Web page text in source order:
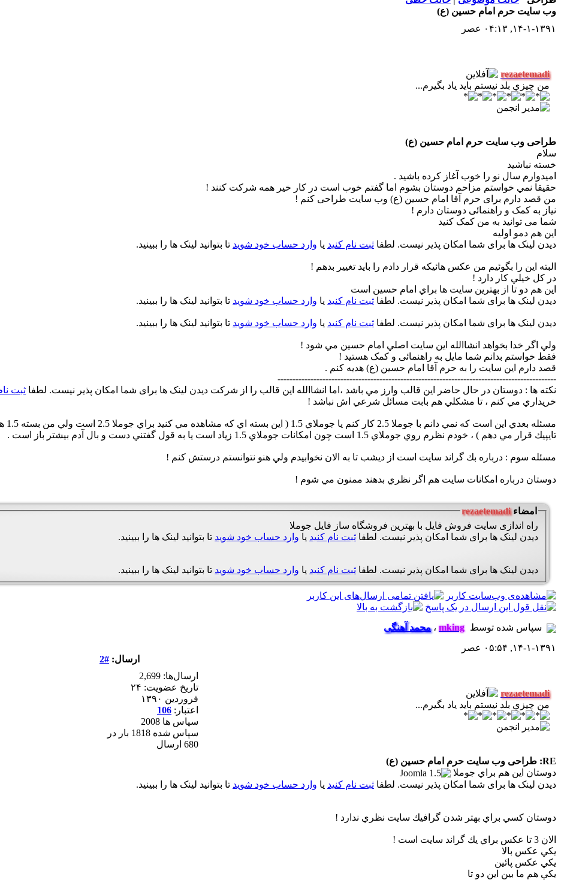
وب سایت حرم امام حسین (ع)
۱۴-۱-۱۳۹۱, ۰۴:۱۳ عصر
rezaetemadi
من چيزي بلد نيستم بايد ياد بگيرم...
طراحی وب سایت حرم امام حسین (ع)
سلام
خسته نباشید
اميدوارم سال نو را خوب آغاز كرده باشيد .
حقيقا نمي خواستم مزاحم دوستان بشوم اما گفتم خوب است در كار خير همه شركت كنند !
من قصد دارم برای حرم آقا امام حسین (ع) وب سایت طراحی کنم !
نیاز به کمک و راهنمائی دوستان دارم !
شما می توانید به من کمک کنید
این هم دمو اولیه
دیدن لینک ها برای شما امکان پذیر نیست. لطفا ثبت نام کنید یا وارد حساب خود شوید تا بتوانید لینک ها را ببینید.
البته این را بگوئیم من عکس هائیكه قرار دادم را بايد تغيير بدهم !‌
در كل خيلي كار دارد !‌
اين هم دو تا از بهترين سايت ها براي امام حسين است
دیدن لینک ها برای شما امکان پذیر نیست. لطفا ثبت نام کنید یا وارد حساب خود شوید تا بتوانید لینک ها را ببینید.
دیدن لینک ها برای شما امکان پذیر نیست. لطفا ثبت نام کنید یا وارد حساب خود شوید تا بتوانید لینک ها را ببینید.
ولي اگر خدا بخواهد انشاالله اين سايت اصلي امام حسين مي شود !‌
فقط خواستم بدانم شما مایل به راهنمائی و کمک هستید !
قصد دارم این سایت را به حرم آقا امام حسین (ع) هدیه کنم .
---------------------------------------------------------------------------------------------
نكته ها : دوستان در حال حاضر اين قالب وارز مي باشد ،‌اما انشاالله اين قالب را از شركت دیدن لینک ها برای شما امکان پذیر نیست. لطفا ثبت
خريداري مي كنم ، تا مشكلي هم بابت مسائل شرعي اش نباشد !
تايپيك قرار مي دهم ) ، خودم نظرم روي جوملاي 1.5 است چون امكانات جوملاي 1.5 زياد است يا به قول گفتني دست و بال آدم بيشتر باز است .
مسئله سوم : درباره بك گراند سايت است از ديشب تا به الان نخوابيدم ولي هنو نتوانستم درستش كنم !
دوستان درباره امكانات سايت هم اگر نظري بدهند ممنون مي شوم !
امضاءrezaetemadi
راه اندازی سایت فروش فایل با بهترین فروشگاه ساز فایل جوملا
دیدن لینک ها برای شما امکان پذیر نیست. لطفا ثبت نام کنید یا وارد حساب خود شوید تا بتوانید لینک ها را ببینید.
دیدن لینک ها برای شما امکان پذیر نیست. لطفا ثبت نام کنید یا وارد حساب خود شوید تا بتوانید لینک ها را ببینید.
سپاس شده توسط mking،محمد آهنگی
۱۴-۱-۱۳۹۱, ۰۵:۵۴ عصر
ارسال: #2
rezaetemadi
من چيزي بلد نيستم بايد ياد بگيرم...
ارسال‌ها: 2,699
تاریخ عضویت: ۲۴
فروردين ۱۳۹۰
اعتبار: 106
سپاس ها 2008
سپاس شده 1818 بار در
680 ارسال
RE: طراحی وب سایت حرم امام حسین (ع)
دوستان اين هم براي جوملا
دیدن لینک ها برای شما امکان پذیر نیست. لطفا ثبت نام کنید یا وارد حساب خود شوید تا بتوانید لینک ها را ببینید.
دوستان كسي براي بهتر شدن گرافيك سايت نظري ندارد !
الان 3 تا عكس براي يك گراند سايت است !‌
يكي عكس بالا
يكي عكس پائين
يكي هم ما بين اين دو تا